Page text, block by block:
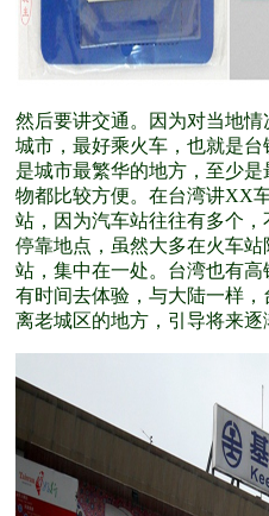
然后要讲交通。因为对当地
城市，最好乘火车，也就是
是城市最繁华的地方，至少
物都比较方便。在台湾讲XX
站，因为汽车站往往有多个
停靠地点，虽然大多在火车
站，集中在一处。台湾也有
有时间去体验，与大陆一样
离老城区的地方，引导将来逐